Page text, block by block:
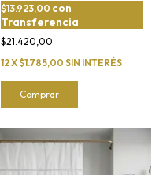
$21.420,00
$13.923,00 con
Transferencia
12X$1.785,00 SIN INTERÉS
Comprar